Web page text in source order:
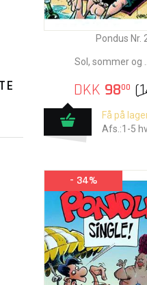
Pondus Nr.
Sol, sommer og
DKK 9800 (
Få på
Afs.:1-5
- 34%